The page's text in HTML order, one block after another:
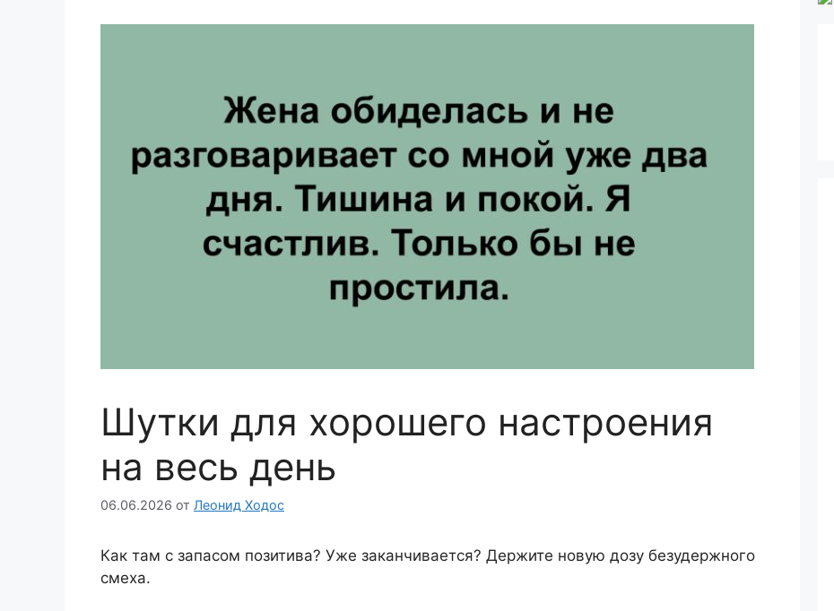
Шутки для хорошего настроения
на весь день
06.06.2026 от Леонид Ходос
Как там с запасом позитива? Уже заканчивается? Держите новую дозу безудержного
смеха.